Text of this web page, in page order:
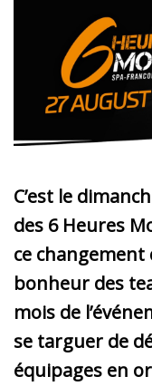
C’est le
des 6 Heures
ce
bonheur des
mois de
se targuer de
équipages en